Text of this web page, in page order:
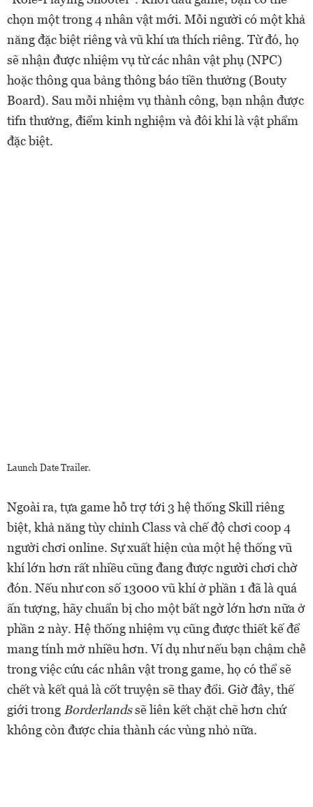
chọn một trong 4 nhân vật mới. Mỗi người có một khả
năng đặc biệt riêng và vũ khí ưa thích riêng. Từ đó, họ
sẽ nhận được nhiệm vụ từ các nhân vật phụ (NPC)
hoặc thông qua bảng thông báo tiền thưởng (Bouty
Board). Sau mỗi nhiệm vụ thành công, bạn nhận được
tifn thưởng, điểm kinh nghiệm và đôi khi là vật phẩm
đặc biệt.
Launch Date Trailer.
Ngoài ra, tựa game hỗ trợ tới 3 hệ thống Skill riêng
biệt, khả năng tùy chỉnh Class và chế độ chơi coop 4
người chơi online. Sự xuất hiện của một hệ thống vũ
khí lớn hơn rất nhiều cũng đang được người chơi chờ
đón. Nếu như con số 13000 vũ khí ở phần 1 đã là quá
ấn tượng, hãy chuẩn bị cho một bất ngờ lớn hơn nữa ở
phần 2 này. Hệ thống nhiệm vụ cũng được thiết kế để
mang tính mở nhiều hơn. Ví dụ như nếu bạn chậm chễ
trong việc cứu các nhân vật trong game, họ có thể sẽ
chết và kết quả là cốt truyện sẽ thay đổi. Giờ đây, thế
giới trong Borderlandssẽ liên kết chặt chẽ hơn chứ
không còn được chia thành các vùng nhỏ nữa.